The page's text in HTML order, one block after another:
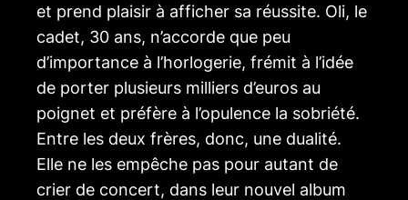
et prend plaisir à afficher sa réussite. Oli, le
cadet, 30 ans, n’accorde que peu
d’importance à l’horlogerie, frémit à l’idée
de porter plusieurs milliers d’euros au
poignet et préfère à l’opulence la sobriété.
Entre les deux frères, donc, une dualité.
Elle ne les empêche pas pour autant de
crier de concert, dans leur nouvel album